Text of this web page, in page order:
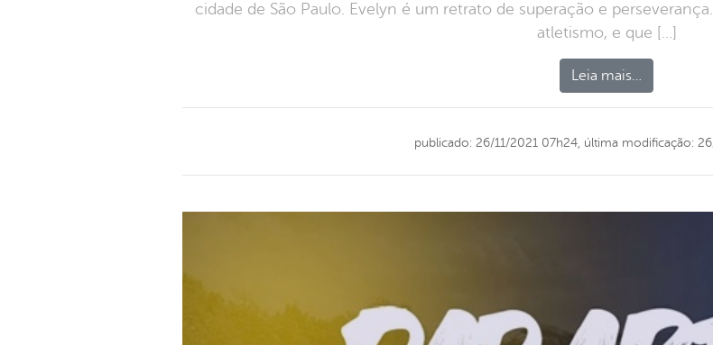
cidade de São Paulo. Evelyn é um retrato de superação e
atletismo, e que […]
Leia mais…
publicado: 26/11/2021 07h24, última modificação: